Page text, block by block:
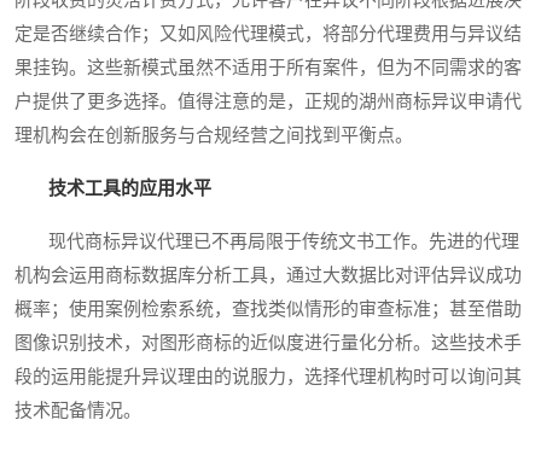
定是否继续合作；又如风险代理模式，将部分代理费用与异议结
果挂钩。这些新模式虽然不适用于所有案件，但为不同需求的客
户提供了更多选择。值得注意的是，正规的湖州商标异议申请代
理机构会在创新服务与合规经营之间找到平衡点。
技术工具的应用水平
现代商标异议代理已不再局限于传统文书工作。先进的代理
机构会运用商标数据库分析工具，通过大数据比对评估异议成功
概率；使用案例检索系统，查找类似情形的审查标准；甚至借助
图像识别技术，对图形商标的近似度进行量化分析。这些技术手
段的运用能提升异议理由的说服力，选择代理机构时可以询问其
技术配备情况。